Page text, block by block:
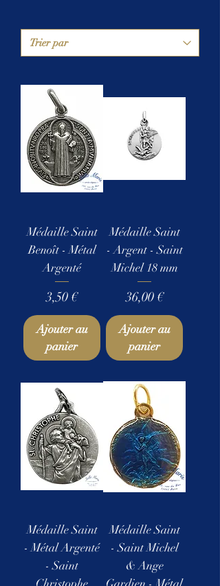
Médaille Saint
Benoît - Métal
Argenté
Prix
3,50 €
Ajouter au
panier
Médaille Saint
- Argent - Saint
Michel 18 mm
Prix
36,00 €
Ajouter au
panier
Médaille Saint
- Métal Argenté
- Saint
Médaille Saint
- Saint Michel
& Ange